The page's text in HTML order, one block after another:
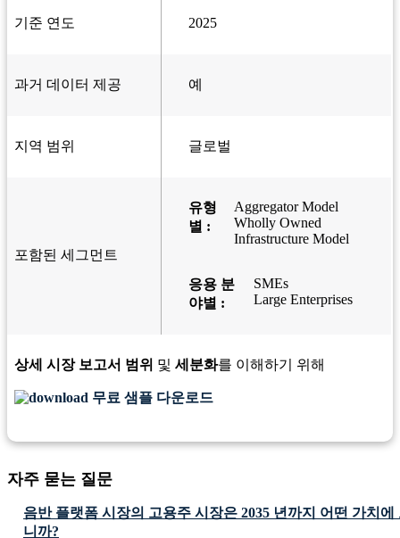
기준 연도 2025
과거 데이터 제공 예
지역 범위 글로벌
포함된 세그먼트
유형
별 :
Aggregator Model
Wholly Owned
Infrastructure Model
응용 분
야별 :
SMEs
Large Enterprises
상세 시장 보고서 범위 및 세분화를 이해하기 위해
무료 샘플 다운로드
자주 묻는 질문
음반 플랫폼 시장의 고용주 시장은 2035 년까지 어떤 가치
니까?